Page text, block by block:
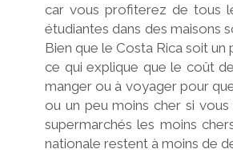
car vous profiterez de tous
étudiantes dans des maisons
Bien que le Costa Rica soit un
ce qui explique que le coût
manger ou à voyager pour
ou un peu moins cher si
supermarchés les moins
nationale restent à moins de